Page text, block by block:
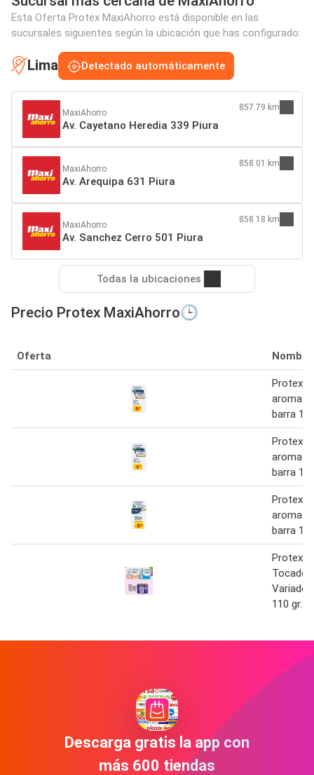
Esta Oferta Protex MaxiAhorro está disponible en las
sucursales siguientes según la ubicación que has configurado:
Lima Detectado automáticamente
MaxiAhorro
Av. Cayetano Heredia 339 Piura
857.79 km
MaxiAhorro
Av. Arequipa 631 Piura
858.01 km
MaxiAhorro
Av. Sanchez Cerro 501 Piura
858.18 km
Todas la ubicaciones
Precio Protex MaxiAhorro🕒
Oferta Nombre
Protex
aromas
barra
Protex
aromas
barra
Protex
aromas
barra
Protex
110 gr.
Descarga gratis la app con
más 600 tiendas